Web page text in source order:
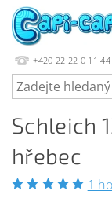
+420 22 22 0 11 44
Schleich
hřebec
1